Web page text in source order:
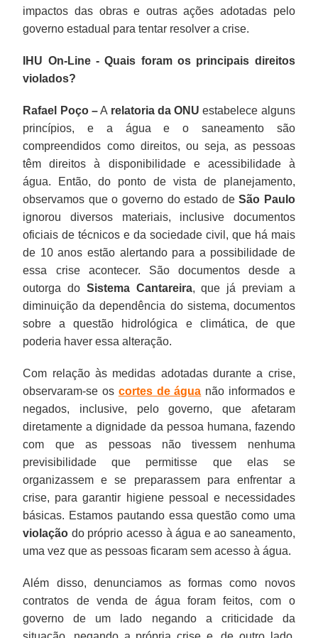
impactos das obras e outras ações adotadas pelo
governo estadual para tentar resolver a crise.
IHU On-Line - Quais foram os principais direitos
violados?
Rafael Poço –A relatoria da ONU estabelece alguns
princípios, e a água e o saneamento são
compreendidos como direitos, ou seja, as pessoas
têm direitos à disponibilidade e acessibilidade à
água. Então, do ponto de vista de planejamento,
observamos que o governo do estado deSão Paulo
ignorou diversos materiais, inclusive documentos
oficiais de técnicos e da sociedade civil, que há mais
de 10 anos estão alertando para a possibilidade de
essa crise acontecer. São documentos desde a
outorga do Sistema Cantareira, que já previam a
diminuição da dependência do sistema, documentos
sobre a questão hidrológica e climática, de que
poderia haver essa alteração.
Com relação às medidas adotadas durante a crise,
observaram-se os cortes de água não informados e
negados, inclusive, pelo governo, que afetaram
diretamente a dignidade da pessoa humana, fazendo
com que as pessoas não tivessem nenhuma
previsibilidade que permitisse que elas se
organizassem e se preparassem para enfrentar a
crise, para garantir higiene pessoal e necessidades
básicas. Estamos pautando essa questão como uma
violação do próprio acesso à água e ao saneamento,
uma vez que as pessoas ficaram sem acesso à água.
Além disso, denunciamos as formas como novos
contratos de venda de água foram feitos, com o
governo de um lado negando a criticidade da